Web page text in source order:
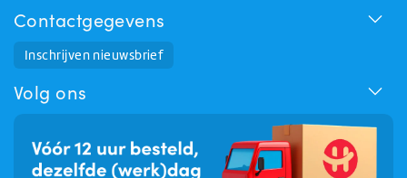
Contactgegevens
Inschrijven nieuwsbrief
Volg ons